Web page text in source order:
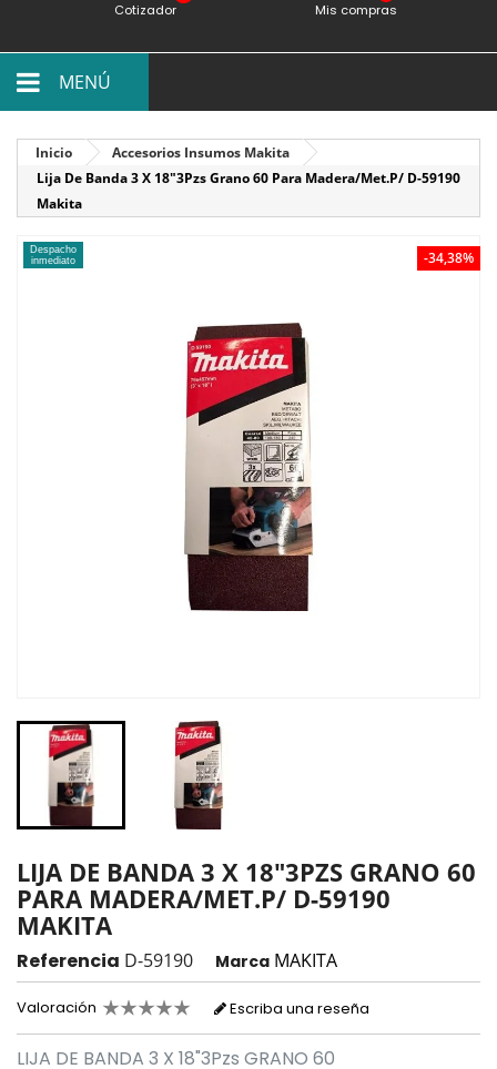
Cotizador Mis compras
MENÚ
Inicio
Accesorios Insumos Makita
Lija De Banda 3 X 18"3Pzs Grano 60 Para Madera/Met.P/ D-59190
Makita
-34,38%
Despacho
inmediato
LIJA DE BANDA 3 X 18"3PZS GRANO 60
PARA MADERA/MET.P/ D-59190
MAKITA
Referencia D-59190 Marca MAKITA
Valoración Escriba una reseña
LIJA DE BANDA 3 X 18"3Pzs GRANO 60